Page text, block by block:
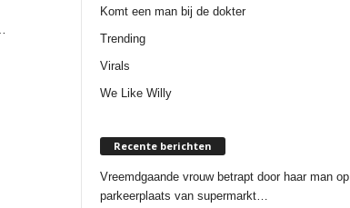
Komt een man bij de dokter
Trending
Virals
We Like Willy
Recente berichten
Vreemdgaande vrouw betrapt door haar man op
parkeerplaats van supermarkt…